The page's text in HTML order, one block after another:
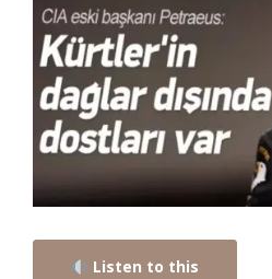
Listen to this